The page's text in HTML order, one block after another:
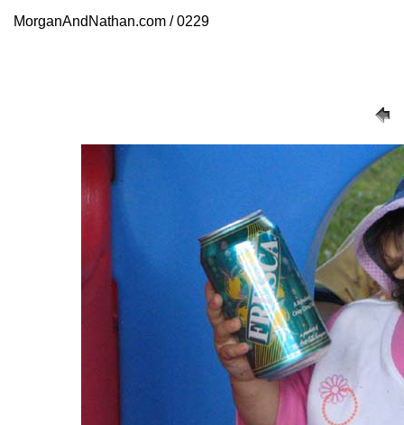
MorganAndNathan.com / 0229